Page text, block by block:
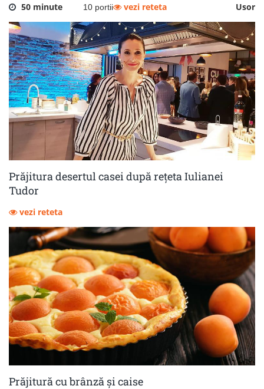
50 minute 10 portii Usor
vezi reteta
Prăjitura desertul casei după rețeta Iulianei
Tudor
vezi reteta
Prăjitură cu brânză și caise